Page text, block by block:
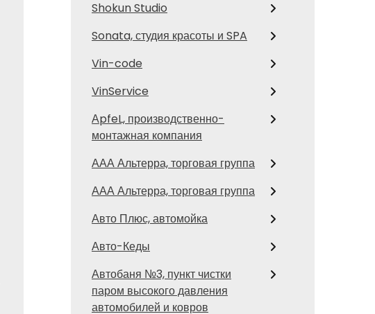
Shokun Studio
Sonata, студия красоты и SPA
Vin-code
VinService
АpfeL, производственно-
монтажная компания
ААА Альтерра, торговая группа
ААА Альтерра, торговая группа
Авто Плюс, автомойка
Авто-Кеды
Автобаня №3, пункт чистки
паром высокого давления
автомобилей и ковров